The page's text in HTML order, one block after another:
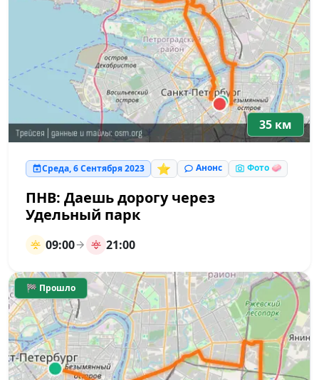
35 км
Среда, 6 Сентября 2023 ⭐ Анонс Фото 🧼
ПНВ: Даешь дорогу через
Удельный парк
09:00 21:00
🏁 Прошло